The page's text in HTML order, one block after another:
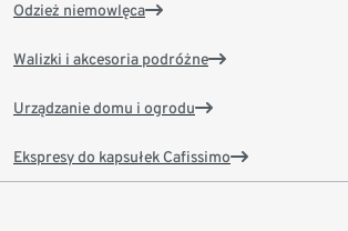
Odzież niemowlęca
Walizki i akcesoria podróżne
Urządzanie domu i ogrodu
Ekspresy do kapsułek Cafissimo